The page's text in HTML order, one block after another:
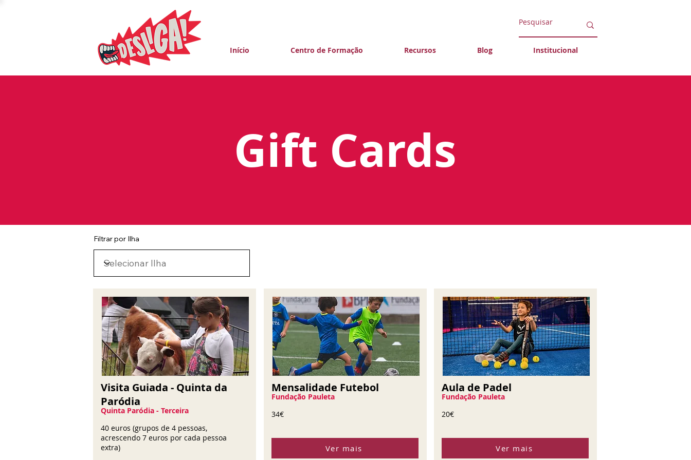
Início Centro de Formação Recursos Blog Institucional
Gift Cards
Filtrar por Ilha
Visita Guiada - Quinta da
Paródia
Quinta Paródia - Terceira
40 euros (grupos de 4 pessoas,
acrescendo 7 euros por cada pessoa
extra)
Mensalidade Futebol
Fundação Pauleta
34€
Ver mais
Aula de Padel
Fundação Pauleta
20€
Ver mais